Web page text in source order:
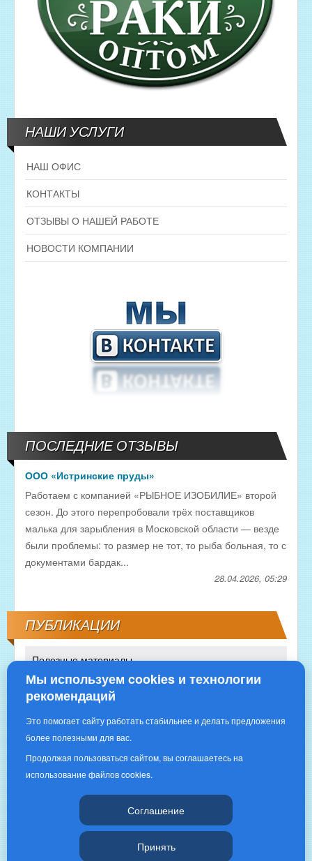
НАШИ УСЛУГИ
НАШ ОФИС
КОНТАКТЫ
ОТЗЫВЫ О НАШЕЙ РАБОТЕ
НОВОСТИ КОМПАНИИ
ПОСЛЕДНИЕ ОТЗЫВЫ
ООО «Истринские пруды»
Работаем с компанией «РЫБНОЕ ИЗОБИЛИЕ» второй
сезон. До этого перепробовали трёх поставщиков
малька для зарыбления в Московской области — везде
были проблемы: то размер не тот, то рыба больная, то с
документами бардак...
28.04.2026, 05:29
ПУБЛИКАЦИИ
Полезные материалы
Мы используем cookies и технологии
рекомендаций
Это помогает сайту работать стабильнее и делать предложения
более полезными для вас.
Продолжая пользоваться сайтом, вы соглашаетесь на
использование файлов cookies.
Соглашение
Принять
Copyright © 2016 | «РЫБНОЕ ИЗОБИЛИЕ»|